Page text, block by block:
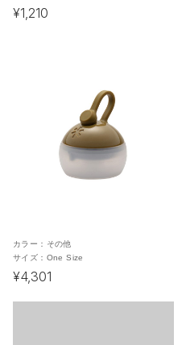
¥1,210
カラー： その他
サイズ： One Size
¥4,301